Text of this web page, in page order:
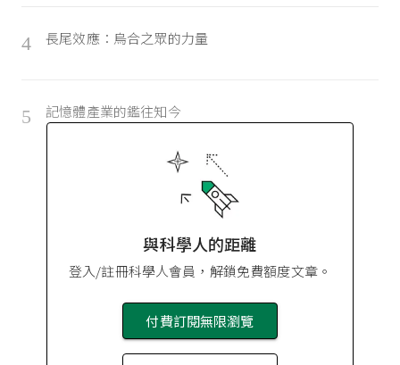
4 長尾效應：烏合之眾的力量
5 記憶體產業的鑑往知今
與科學人的距離
登入/註冊科學人會員，解鎖免費額度文章。
付費訂閱無限瀏覽